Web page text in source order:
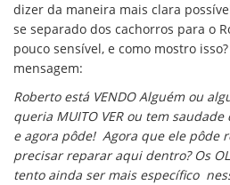
dizer da maneira mais clara
se separado dos cachorros para o
pouco sensível, e como mostro
mensagem:
Roberto está VENDO Alguém ou
queria MUITO VER ou tem
e agora pôde! Agora que ele pôde
precisar reparar aqui dentro? Os
tento ainda ser mais específico